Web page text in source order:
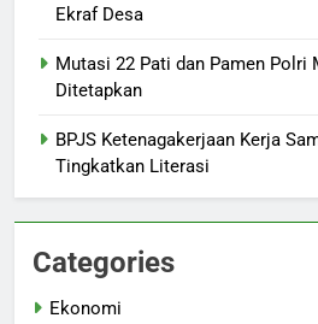
Ekraf Desa
Mutasi 22 Pati dan Pamen Polri
Ditetapkan
BPJS Ketenagakerjaan Kerja
Tingkatkan Literasi
Categories
Ekonomi